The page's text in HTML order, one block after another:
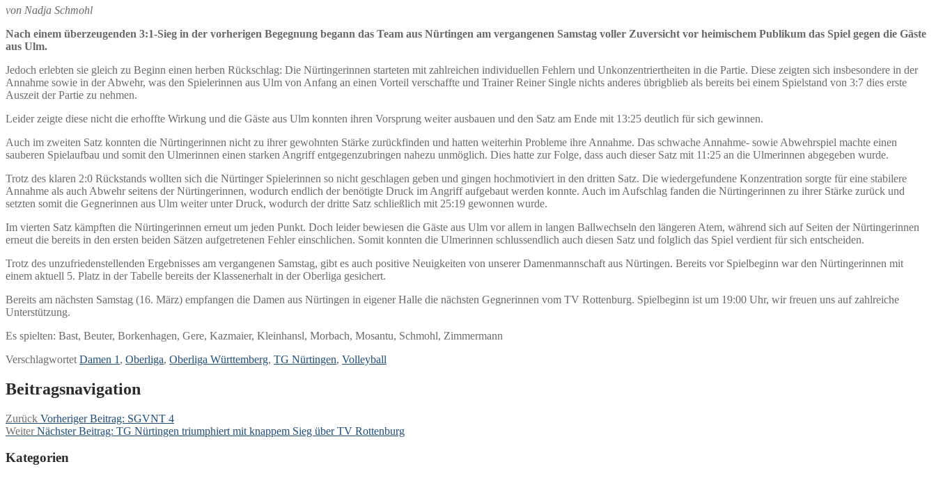
von Nadja Schmohl
Nach einem überzeugenden 3:1-Sieg in der vorherigen Begegnung begann das Team aus Nürtingen am vergangenen Samstag voller Zuversicht vor heimischem Publikum das Spiel gegen die Gäste
aus Ulm.
Jedoch erlebten sie gleich zu Beginn einen herben Rückschlag: Die Nürtingerinnen starteten mit zahlreichen individuellen Fehlern und Unkonzentriertheiten in die Partie. Diese zeigten sich insbesondere in der
Annahme sowie in der Abwehr, was den Spielerinnen aus Ulm von Anfang an einen Vorteil verschaffte und Trainer Reiner Single nichts anderes übrigblieb als bereits bei einem Spielstand von 3:7 dies erste
Auszeit der Partie zu nehmen.
Leider zeigte diese nicht die erhoffte Wirkung und die Gäste aus Ulm konnten ihren Vorsprung weiter ausbauen und den Satz am Ende mit 13:25 deutlich für sich gewinnen.
Auch im zweiten Satz konnten die Nürtingerinnen nicht zu ihrer gewohnten Stärke zurückfinden und hatten weiterhin Probleme ihre Annahme. Das schwache Annahme- sowie Abwehrspiel machte einen
sauberen Spielaufbau und somit den Ulmerinnen einen starken Angriff entgegenzubringen nahezu unmöglich. Dies hatte zur Folge, dass auch dieser Satz mit 11:25 an die Ulmerinnen abgegeben wurde.
Trotz des klaren 2:0 Rückstands wollten sich die Nürtinger Spielerinnen so nicht geschlagen geben und gingen hochmotiviert in den dritten Satz. Die wiedergefundene Konzentration sorgte für eine stabilere
Annahme als auch Abwehr seitens der Nürtingerinnen, wodurch endlich der benötigte Druck im Angriff aufgebaut werden konnte. Auch im Aufschlag fanden die Nürtingerinnen zu ihrer Stärke zurück und
setzten somit die Gegnerinnen aus Ulm weiter unter Druck, wodurch der dritte Satz schließlich mit 25:19 gewonnen wurde.
Im vierten Satz kämpften die Nürtingerinnen erneut um jeden Punkt. Doch leider bewiesen die Gäste aus Ulm vor allem in langen Ballwechseln den längeren Atem, während sich auf Seiten der Nürtingerinnen
erneut die bereits in den ersten beiden Sätzen aufgetretenen Fehler einschlichen. Somit konnten die Ulmerinnen schlussendlich auch diesen Satz und folglich das Spiel verdient für sich entscheiden.
Trotz des unzufriedenstellenden Ergebnisses am vergangenen Samstag, gibt es auch positive Neuigkeiten von unserer Damenmannschaft aus Nürtingen. Bereits vor Spielbeginn war den Nürtingerinnen mit
einem aktuell 5. Platz in der Tabelle bereits der Klassenerhalt in der Oberliga gesichert.
Bereits am nächsten Samstag (16. März) empfangen die Damen aus Nürtingen in eigener Halle die nächsten Gegnerinnen vom TV Rottenburg. Spielbeginn ist um 19:00 Uhr, wir freuen uns auf zahlreiche
Unterstützung.
Es spielten: Bast, Beuter, Borkenhagen, Gere, Kazmaier, Kleinhansl, Morbach, Mosantu, Schmohl, Zimmermann
Verschlagwortet Damen 1 , Oberliga, Oberliga Württemberg, TG Nürtingen, Volleyball
Beitragsnavigation
Zurück Vorheriger Beitrag: SGVNT 4
Weiter Nächster Beitrag: TG Nürtingen triumphiert mit knappem Sieg über TV Rottenburg
Kategorien